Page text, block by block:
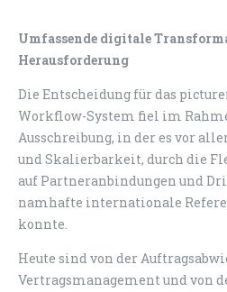
Umfassende digitale
Herausforderung
Die Entscheidung für das
Workflow-System fiel im
Ausschreibung, in der es vor
und Skalierbarkeit, durch die
auf Partneranbindungen und
namhafte internationale
konnte.
Heute sind von der
Vertragsmanagement und von